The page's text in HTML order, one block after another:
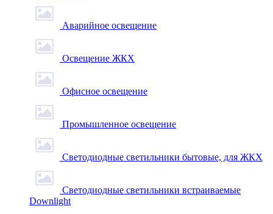
Аварийное освещение
Освещение ЖКХ
Офисное освещение
Промышленное освещение
Светодиодные светильники бытовые, для ЖКХ
Светодиодные светильники встраиваемые
Downlight